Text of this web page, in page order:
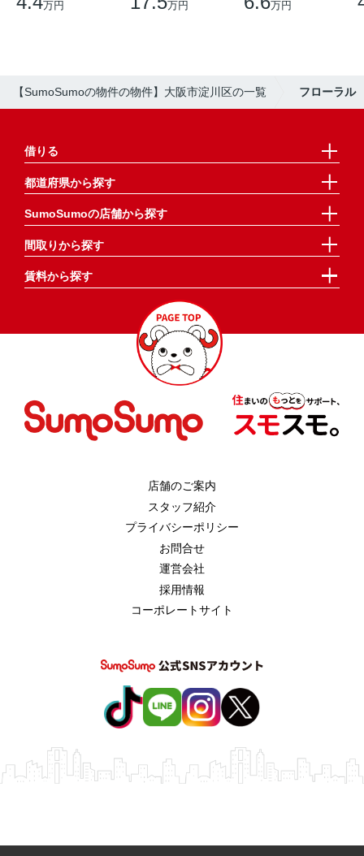
万円 万円 万円
【SumoSumoの物件の物件】大阪市淀川区の一覧 フローラル
借りる
都道府県から探す
SumoSumoの店舗から探す
間取りから探す
賃料から探す
店舗のご案内
スタッフ紹介
プライバシーポリシー
お問合せ
運営会社
採用情報
コーポレートサイト